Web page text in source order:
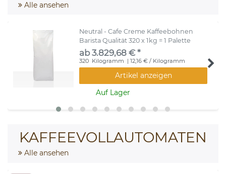
Alle ansehen
Neutral - Cafe Creme Kaffeebohnen
Barista Qualität 320 x 1kg = 1 Palette
ab 3.829,68 € *
320 Kilogramm | 12,16 € / Kilogramm
Artikel anzeigen
Auf Lager
KAFFEEVOLLAUTOMATEN
Alle ansehen